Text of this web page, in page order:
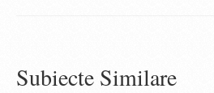
Subiecte Similare